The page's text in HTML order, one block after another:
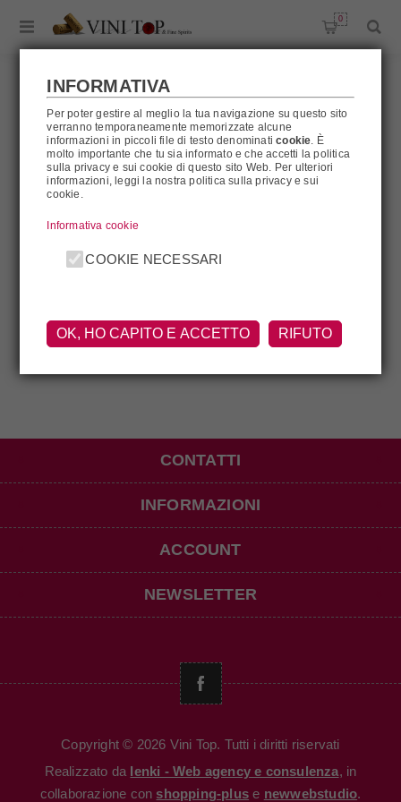
0
VOERZIO
CONTATTI
INFORMAZIONI
ACCOUNT
NEWSLETTER
Copyright © 2026 Vini Top. Tutti i diritti riservati
Realizzato da Ienki - Web agency e consulenza, in
collaborazione con shopping-plus e newwebstudio.
INFORMATIVA
Per poter gestire al meglio la tua navigazione su questo sito
verranno temporaneamente memorizzate alcune
informazioni in piccoli file di testo denominaticookie. È
molto importante che tu sia informato e che accetti la politica
sulla privacy e sui cookie di questo sito Web. Per ulteriori
informazioni, leggi la nostra politica sulla privacy e sui
cookie.
Informativa cookie
COOKIE NECESSARI
OK, HO CAPITO E ACCETTO RIFUTO